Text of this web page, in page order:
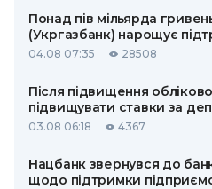
Понад пів мільярда
(Укргазбанк) нарощує
04.08 07:35 28508
Після підвищення
підвищувати ставки за
03.08 06:18 4367
Нацбанк звернувся до
щодо підтримки